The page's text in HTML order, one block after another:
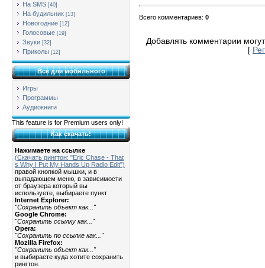
На SMS [40]
На будильник [13]
Новогодние [12]
Голосовые [19]
Звуки [32]
Приколы [12]
Всё для мобильного
Игры
Программы
Аудиокниги
This feature is for Premium users only!
Как скачать!
Нажимаете на ссылке
(Скачать рингтон: "Eric Chase - That
s Why I Put My Hands Up Radio Edit")
правой кнопкой мышки, и в
выпадающем меню, в зависимости
от браузера который вы
используете, выбираете пункт:
Internet Explorer:
"Сохранить объект как..."
Google Chrome:
"Сохранить ссылку как..."
Opera:
"Сохранить по ссылке как..."
Mozilla Firefox:
"Сохранить объект как..."
и выбираете куда хотите сохранить
рингтон.
Всего комментариев: 0
Добавлять комментарии
[